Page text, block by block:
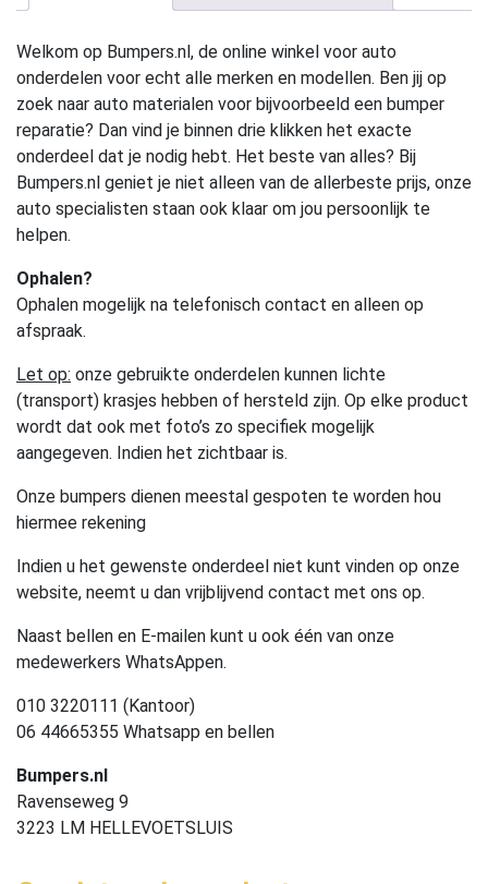
Welkom op Bumpers.nl, de online winkel voor auto
onderdelen voor echt alle merken en modellen. Ben jij op
zoek naar auto materialen voor bijvoorbeeld een bumper
reparatie? Dan vind je binnen drie klikken het exacte
onderdeel dat je nodig hebt. Het beste van alles? Bij
Bumpers.nl geniet je niet alleen van de allerbeste prijs, onze
auto specialisten staan ook klaar om jou persoonlijk te
helpen.
Ophalen?
Ophalen mogelijk na telefonisch contact en alleen op
afspraak.
Let op: onze gebruikte onderdelen kunnen lichte
(transport) krasjes hebben of hersteld zijn. Op elke product
wordt dat ook met foto’s zo specifiek mogelijk
aangegeven. Indien het zichtbaar is.
Onze bumpers dienen meestal gespoten te worden hou
hiermee rekening
Indien u het gewenste onderdeel niet kunt vinden op onze
website, neemt u dan vrijblijvend contact met ons op.
Naast bellen en E-mailen kunt u ook één van onze
medewerkers WhatsAppen.
010 3220111 (Kantoor)
06 44665355 Whatsapp en bellen
Bumpers.nl
Ravenseweg 9
3223 LM HELLEVOETSLUIS